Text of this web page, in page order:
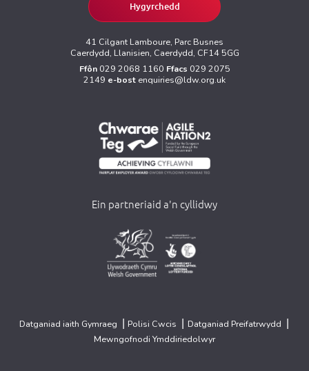
Hygyrchedd
41 Cilgant Lamboure, Parc Busnes
Caerdydd, Llanisien, Caerdydd, CF14 5GG
Ffôn 029 2068 1160 Ffacs 029 2075
2149 e-bost enquiries@ldw.org.uk
Ein partneriaid a'n cyllidwy
Datganiad iaith Gymraeg Polisi Cwcis Datganiad Preifatrwydd
Mewngofnodi Ymddiriedolwyr